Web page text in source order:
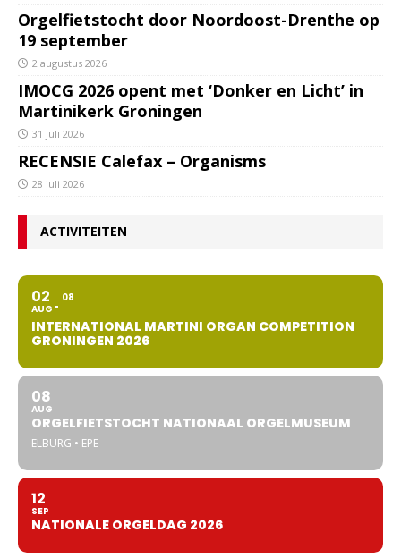
Orgelfietstocht door Noordoost-Drenthe op
19 september
2 augustus 2026
IMOCG 2026 opent met ‘Donker en Licht’ in
Martinikerk Groningen
31 juli 2026
RECENSIE Calefax – Organisms
28 juli 2026
ACTIVITEITEN
02
AUG
08
INTERNATIONAL MARTINI ORGAN COMPETITION
GRONINGEN 2026
08
AUG
ORGELFIETSTOCHT NATIONAAL ORGELMUSEUM
ELBURG • EPE
12
SEP
NATIONALE ORGELDAG 2026